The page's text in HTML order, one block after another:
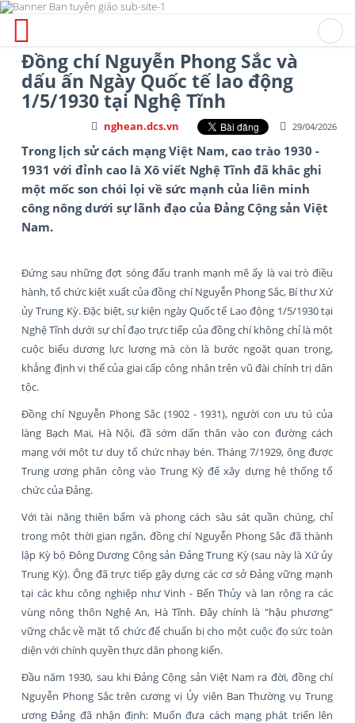
Đồng chí Nguyễn Phong Sắc và
dấu ấn Ngày Quốc tế lao động
1/5/1930 tại Nghệ Tĩnh
29/04/2026
nghean.dcs.vn
Trong lịch sử cách mạng Việt Nam, cao trào 1930 -
1931 với đỉnh cao là Xô viết Nghệ Tĩnh đã khắc ghi
một mốc son chói lọi về sức mạnh của liên minh
công nông dưới sự lãnh đạo của Đảng Cộng sản Việt
Nam.
Đứng sau những đợt sóng đấu tranh mạnh mẽ ấy là vai trò điều
hành, tổ chức kiệt xuất của đồng chí Nguyễn Phong Sắc, Bí thư Xứ
ủy Trung Kỳ. Đặc biệt, sự kiện ngày Quốc tế Lao động 1/5/1930 tại
Nghệ Tĩnh dưới sự chỉ đạo trực tiếp của đồng chí không chỉ là một
cuộc biểu dương lực lượng mà còn là bước ngoặt quan trọng,
khẳng định vị thế của giai cấp công nhân trên vũ đài chính trị dân
tộc.
Đồng chí Nguyễn Phong Sắc (1902 - 1931), người con ưu tú của
làng Bạch Mai, Hà Nội, đã sớm dấn thân vào con đường cách
mạng với một tư duy tổ chức nhạy bén. Tháng 7/1929, ông được
Trung ương phân công vào Trung Kỳ để xây dựng hệ thống tổ
chức của Đảng.
Với tài năng thiên bẩm và phong cách sâu sát quần chúng, chỉ
trong một thời gian ngắn, đồng chí Nguyễn Phong Sắc đã thành
lập Kỳ bộ Đông Dương Cộng sản Đảng Trung Kỳ (sau này là Xứ ủy
Trung Kỳ). Ông đã trực tiếp gây dựng các cơ sở Đảng vững mạnh
tại các khu công nghiệp như Vinh - Bến Thủy và lan rộng ra các
vùng nông thôn Nghệ An, Hà Tĩnh. Đây chính là "hậu phương"
vững chắc về mặt tổ chức để chuẩn bị cho một cuộc đọ sức toàn
diện với chính quyền thực dân phong kiến.
Đầu năm 1930, sau khi Đảng Cộng sản Việt Nam ra đời, đồng chí
Nguyễn Phong Sắc trên cương vị Ủy viên Ban Thường vụ Trung
ương Đảng đã nhận định: Muốn đưa cách mạng phát triển lên